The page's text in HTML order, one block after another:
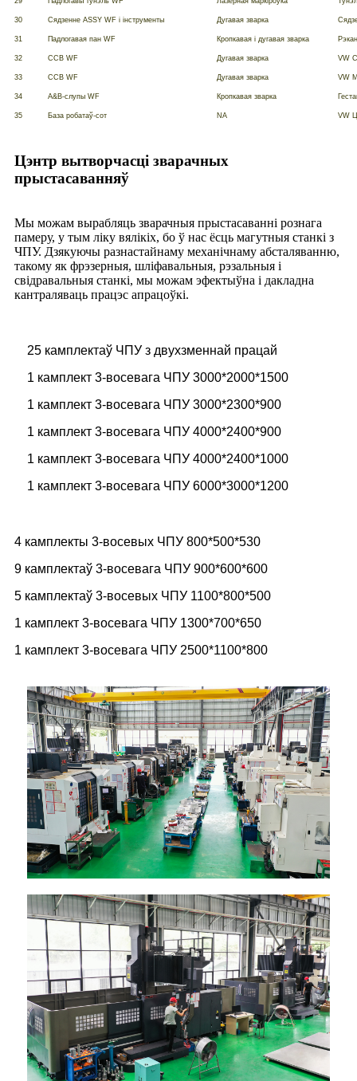
30 Сядзенне ASSY WF і інструменты Дугавая зварка
31 Падлогавая пан WF Кропкавая і дугавая зварка
32 CCB WF Дугавая зварка VW
33 CCB WF Дугавая зварка VW
34 A&B-слупы WF Кропкавая зварка
35 База робатаў-сот NA VW
Цэнтр вытворчасці зварачных
прыстасаванняў
Мы можам вырабляць зварачныя прыстасаванні рознага
памеру, у тым ліку вялікіх, бо ў нас ёсць магутныя станкі з
ЧПУ. Дзякуючы разнастайнаму механічнаму абсталяванню,
такому як фрэзерныя, шліфавальныя, рэзальныя і
свідравальныя станкі, мы можам эфектыўна і дакладна
кантраляваць працэс апрацоўкі.
25 камплектаў ЧПУ з двухзменнай працай
1 камплект 3-восевага ЧПУ 3000*2000*1500
1 камплект 3-восевага ЧПУ 3000*2300*900
1 камплект 3-восевага ЧПУ 4000*2400*900
1 камплект 3-восевага ЧПУ 4000*2400*1000
1 камплект 3-восевага ЧПУ 6000*3000*1200
4 камплекты 3-восевых ЧПУ 800*500*530
9 камплектаў 3-восевага ЧПУ 900*600*600
5 камплектаў 3-восевых ЧПУ 1100*800*500
1 камплект 3-восевага ЧПУ 1300*700*650
1 камплект 3-восевага ЧПУ 2500*1100*800